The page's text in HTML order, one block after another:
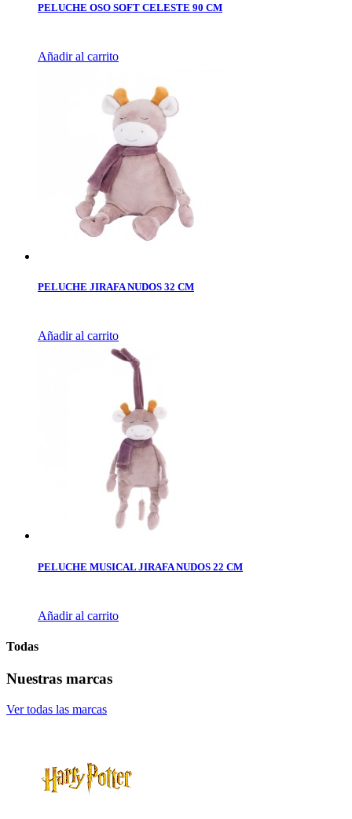
PELUCHE OSO SOFT CELESTE 90 CM
Añadir al carrito
PELUCHE JIRAFA NUDOS 32 CM
Añadir al carrito
PELUCHE MUSICAL JIRAFA NUDOS 22 CM
Añadir al carrito
Todas
Nuestras marcas
Ver todas las marcas